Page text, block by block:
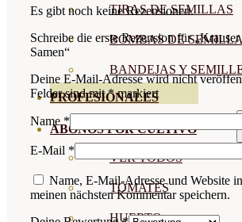
TIRAS DE SEMILLAS
BOMBAS DE
BANDEJAS Y
PROFESIONALES
ABONOS POR CULTIVO
VER TODOS
TOMATES
HUERTO
Es gibt noch keine Rezensionen.
Schreibe die erste Rezension für
Samen“
Deine E-Mail-Adresse wird nicht
Felder sind mit*markiert
Name *
E-Mail *
Name, E-Mail-Adresse und Website
meinen nächsten Kommentar speichern.